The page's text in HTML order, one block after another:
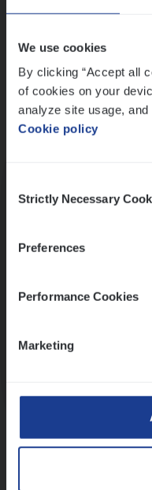
We use cookies
By clicking “Accept all
of cookies on your
analyze site usage,
Cookie policy
Selection
Strictly Necessary
Preferences
Performance Cookies
Marketing